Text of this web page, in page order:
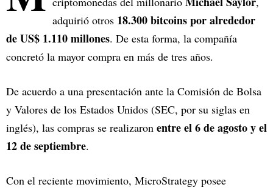
adquirió otros 18.300 bitcoins por alrededor
de US$ 1.110 millones. De esta forma, la compañía
concretó la mayor compra en más de tres años.
De acuerdo a una presentación ante la Comisión de Bolsa
y Valores de los Estados Unidos (SEC, por su siglas en
inglés), las compras se realizaron entre el 6 de agosto y el
12 de septiembre.
Con el reciente movimiento, MicroStrategy posee